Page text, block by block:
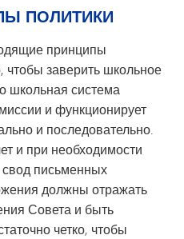
ПОЛИТИКИ
принципы
чтобы заверить школьное
школьная система
и функционирует
и последовательно.
и при необходимости
письменных
должны отражать
Совета и быть
четко, чтобы